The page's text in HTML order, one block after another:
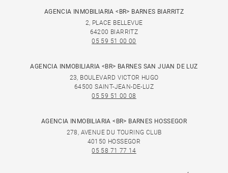
AGENCIA INMOBILIARIA <BR> BARNES BIARRITZ
2, PLACE BELLEVUE
64200 BIARRITZ
05 59 51 00 00
AGENCIA INMOBILIARIA <BR> BARNES SAN JUAN DE LUZ
23, BOULEVARD VICTOR HUGO
64500 SAINT-JEAN-DE-LUZ
05 59 51 00 08
AGENCIA INMOBILIARIA <BR> BARNES HOSSEGOR
278, AVENUE DU TOURING CLUB
40150 HOSSEGOR
05 58 71 77 14